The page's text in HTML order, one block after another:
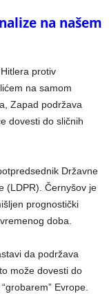
na našem
protiv
na samom
Zapad podržava
dovesti do sličnih
Državne
(LDPR). Černyšov je
prognostički
doba.
da podržava
može dovesti do
Evrope.